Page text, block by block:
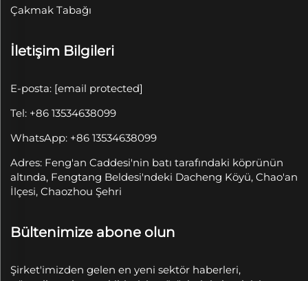
Çakmak Tabağı
İletişim Bilgileri
E-posta: [email protected]
Tel: +86 13534638099
WhatsApp: +86 13534638099
Adres: Feng'an Caddesi'nin batı tarafındaki köprünün
altında, Fengtang Beldesi'ndeki Dacheng Köyü, Chao'an
İlçesi, Chaozhou Şehri
Bültenimize abone olun
Şirket'imizden gelen en yeni sektör haberleri,